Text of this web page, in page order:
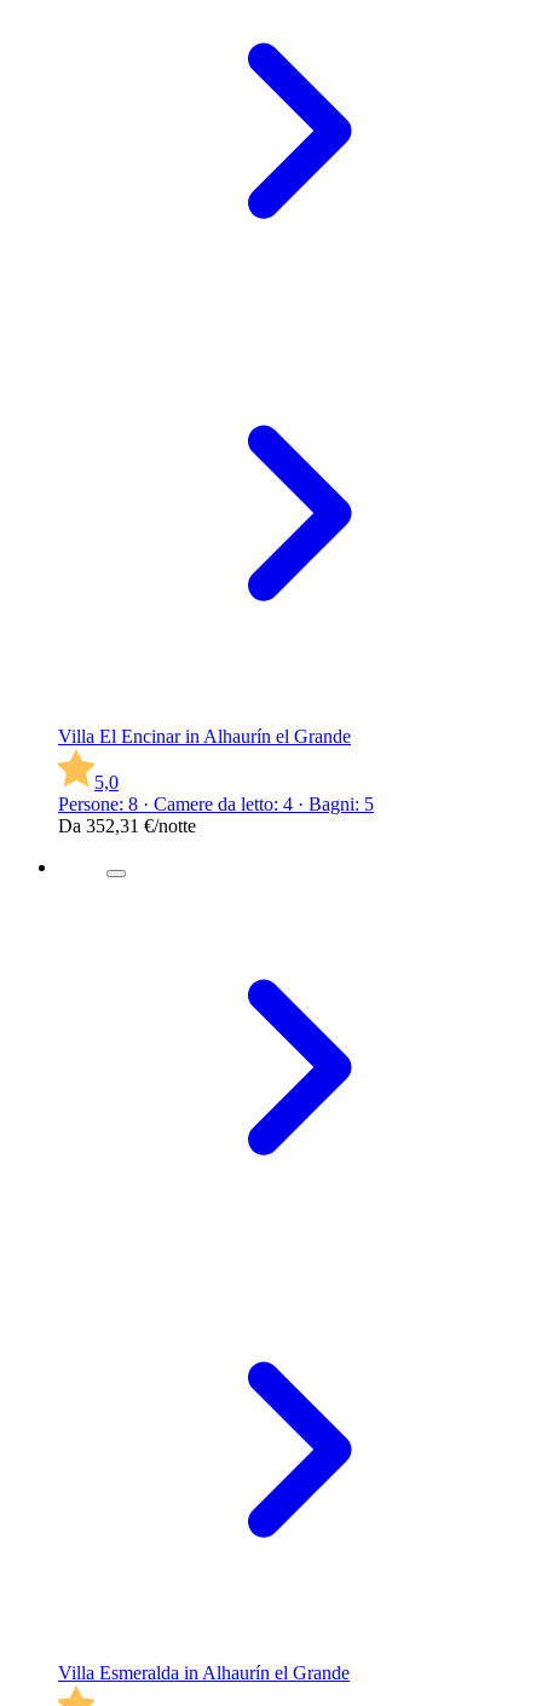
Villa El Encinar in Alhaurín el Grande
5,0
Persone: 8 · Camere da letto: 4 · Bagni: 5
Da 352,31 €/notte
Villa Esmeralda in Alhaurín el Grande